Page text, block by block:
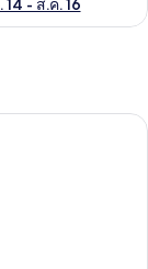
14 - ส.ค. 16
ก, โต๊ะทำงาน, พื้นที่ท